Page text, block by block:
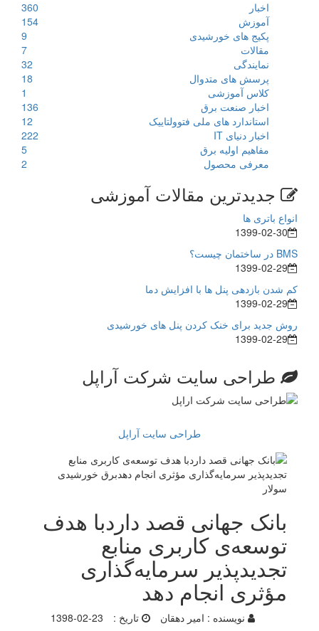
اخبار
360
آموزش
154
پکیج های خورشیدی
9
مقالات
7
نمایندگی
32
پرسش های متدوال
18
کلاس آموزشی
1
اخبار صنعت برق
136
استاندارد های ملی فتوولتاییک
12
اخبار دنیای IT
222
مفاهیم اولیه برق
5
معرفی محصول
2
جدیدترین مقالات آموزشی
انواع باتری ها
1399-02-30
BMS در ساختمان چیست؟
1399-02-29
کم شدن بازدهی پنل ها با افزایش دما
1399-02-29
روش جدید برای خنک کردن پنل های خورشیدی
1399-02-29
طراحی سایت شرکت آراپل
طراحی سایت آراپل
بانک جهانی قصد داردبا هدف
توسعه‌ی کاربری منابع
تجدیدپذیر سرمایه‌‌گذاری
مؤثری انجام دهد
نویسنده : امیر دهقان تاریخ :
1398-02-23